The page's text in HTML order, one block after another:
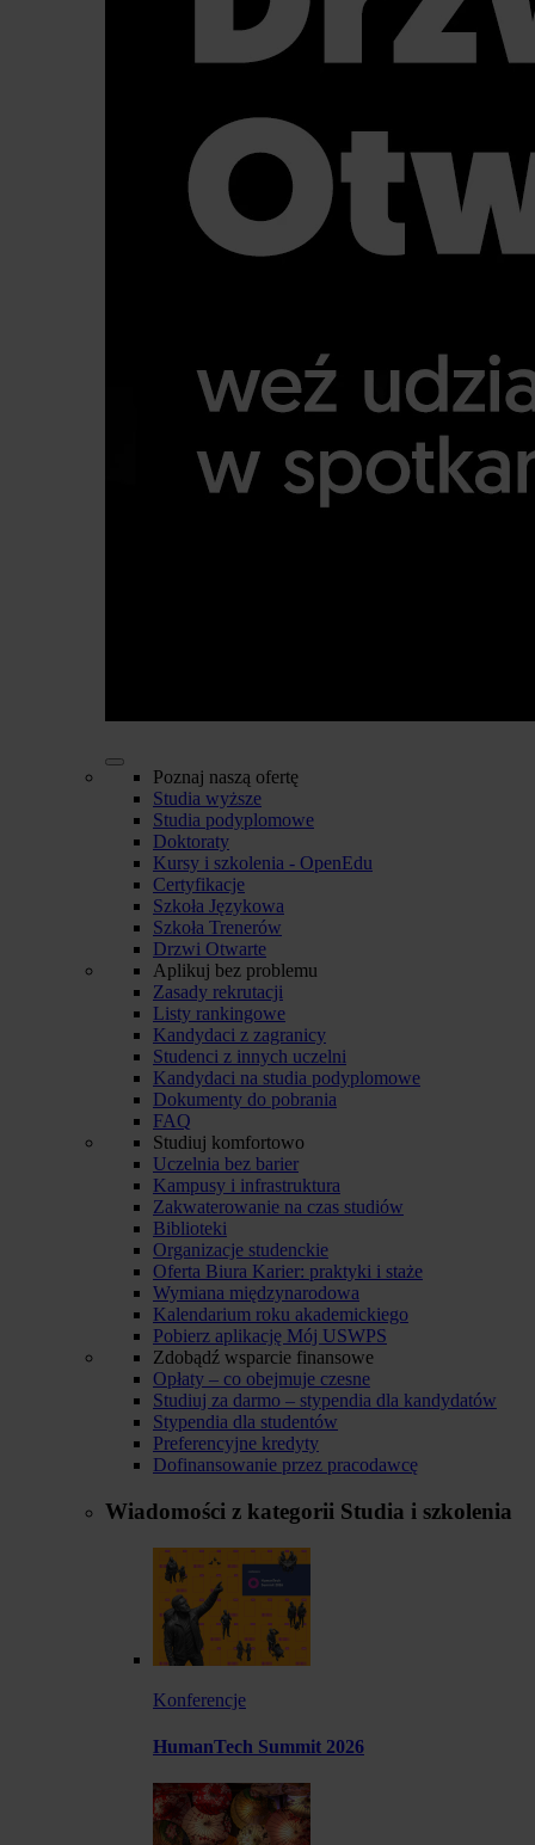
Poznaj naszą ofertę
Studia wyższe
Studia podyplomowe
Doktoraty
Kursy i szkolenia - OpenEdu
Certyfikacje
Szkoła Językowa
Szkoła Trenerów
Drzwi Otwarte
Aplikuj bez problemu
Zasady rekrutacji
Listy rankingowe
Kandydaci z zagranicy
Studenci z innych uczelni
Kandydaci na studia podyplomowe
Dokumenty do pobrania
FAQ
Studiuj komfortowo
Uczelnia bez barier
Kampusy i infrastruktura
Zakwaterowanie na czas studiów
Biblioteki
Organizacje studenckie
Oferta Biura Karier: praktyki i staże
Wymiana międzynarodowa
Kalendarium roku akademickiego
Pobierz aplikację Mój USWPS
Zdobądź wsparcie finansowe
Opłaty – co obejmuje czesne
Studiuj za darmo – stypendia dla kandydatów
Stypendia dla studentów
Preferencyjne kredyty
Dofinansowanie przez pracodawcę
Wiadomości z kategorii Studia i szkolenia
Konferencje
HumanTech Summit 2026